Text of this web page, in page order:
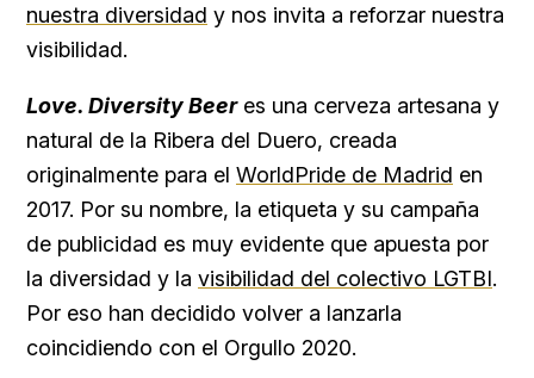
nuestra diversidad y nos invita a reforzar nuestra
visibilidad.
Love. Diversity Beeres una cerveza artesana y
natural de la Ribera del Duero, creada
originalmente para el WorldPride de Madrid en
2017. Por su nombre, la etiqueta y su campaña
de publicidad es muy evidente que apuesta por
la diversidad y la visibilidad del colectivo LGTBI.
Por eso han decidido volver a lanzarla
coincidiendo con el Orgullo 2020.